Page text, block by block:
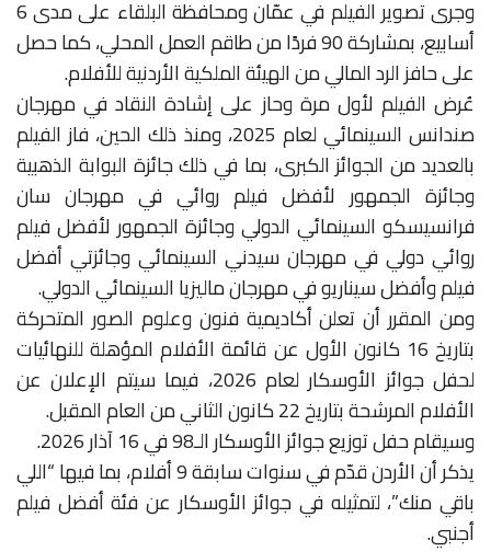
وجرى تصوير الفيلم في عمّان ومحافظة البلقاء على مدى 6
أسابيع، بمشاركة 90 فردًا من طاقم العمل المحلي، كما حصل
على حافز الرد المالي من الهيئة الملكية الأردنية للأفلام.
عُرض الفيلم لأول مرة وحاز على إشادة النقاد في مهرجان
صندانس السينمائي لعام 2025، ومنذ ذلك الحين، فاز الفيلم
بالعديد من الجوائز الكبرى، بما في ذلك جائزة البوابة الذهبية
وجائزة الجمهور لأفضل فيلم روائي في مهرجان سان
فرانسيسكو السينمائي الدولي وجائزة الجمهور لأفضل فيلم
روائي دولي في مهرجان سيدني السينمائي وجائزتي أفضل
فيلم وأفضل سيناريو في مهرجان ماليزيا السينمائي الدولي.
ومن المقرر أن تعلن أكاديمية فنون وعلوم الصور المتحركة
بتاريخ 16 كانون الأول عن قائمة الأفلام المؤهلة للنهائيات
لحفل جوائز الأوسكار لعام 2026، فيما سيتم الإعلان عن
الأفلام المرشحة بتاريخ 22 كانون الثاني من العام المقبل.
وسيقام حفل توزيع جوائز الأوسكار الـ98 في 16 آذار 2026.
يذكر أن الأردن قدّم في سنوات سابقة 9 أفلام، بما فيها “اللي
باقي منك”، لتمثيله في جوائز الأوسكار عن فئة أفضل فيلم
أجنبي.